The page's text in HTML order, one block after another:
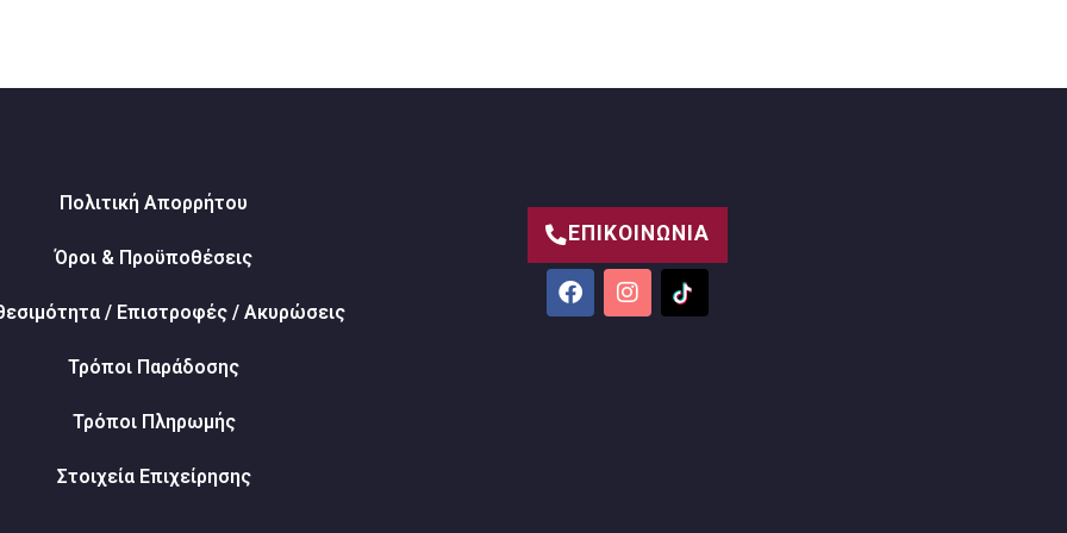
Πολιτική Απορρήτου
Όροι & Προϋποθέσεις
/ Επιστροφές / Ακυρώσεις
Τρόποι Παράδοσης
Τρόποι Πληρωμής
Στοιχεία Επιχείρησης
ΕΠΙΚΟΙΝΩΝΙΑ